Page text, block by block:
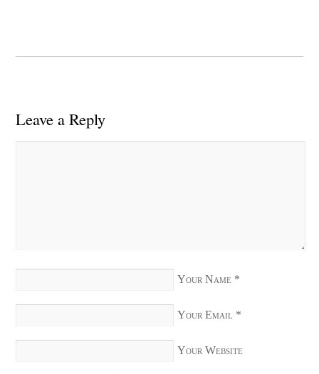
Leave a Reply
Your Name *
Your Email *
Your Website